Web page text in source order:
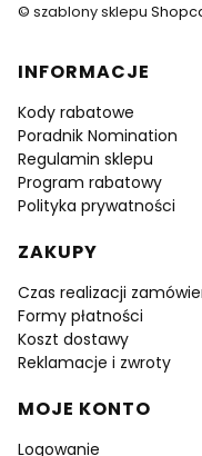
© szablony sklepu
Linki w stopce
INFORMACJE
Kody rabatowe
Poradnik Nomination
Regulamin sklepu
Program rabatowy
Polityka prywatności
ZAKUPY
Czas realizacji
Formy płatności
Koszt dostawy
Reklamacje i zwroty
MOJE KONTO
Logowanie